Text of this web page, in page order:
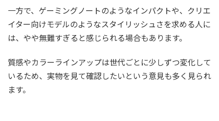
一方で、ゲーミングノートのようなインパクトや、クリエ
イター向けモデルのようなスタイリッシュさを求める人に
は、やや無難すぎると感じられる場合もあります。
質感やカラーラインアップは世代ごとに少しずつ変化して
いるため、実物を見て確認したいという意見も多く見られ
ます。